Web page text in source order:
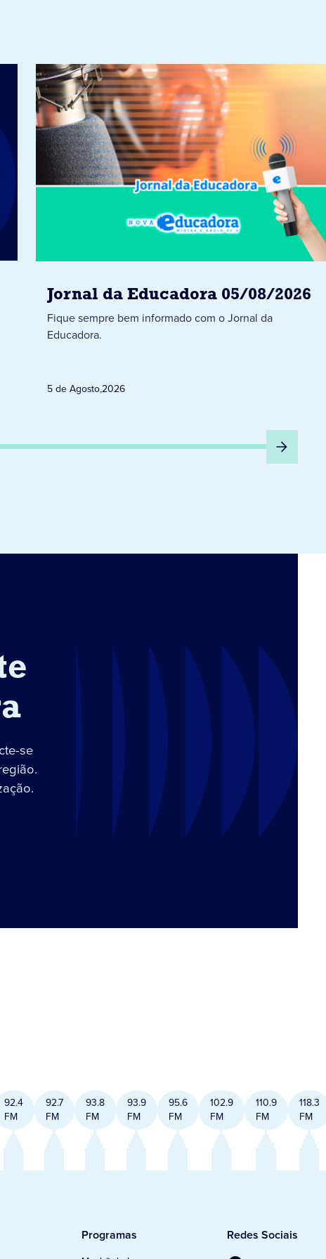
Jornal da Educadora 05/08/2026
Fique sempre bem informado com o Jornal da
Educadora.
5 de Agosto,2026
se
92.4
FM
92.7
FM
93.8
FM
93.9
FM
95.6
FM
102.9
FM
110.9
FM
118.3
FM
Programas Redes Sociais